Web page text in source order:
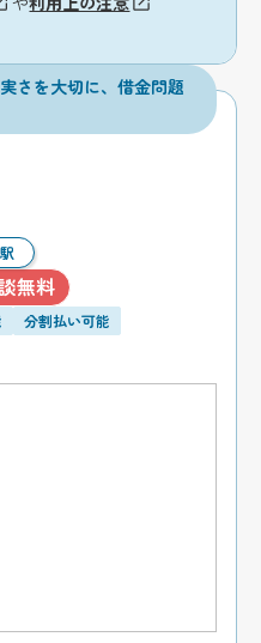
さを大切に、借金問題
無料
分割払い可能